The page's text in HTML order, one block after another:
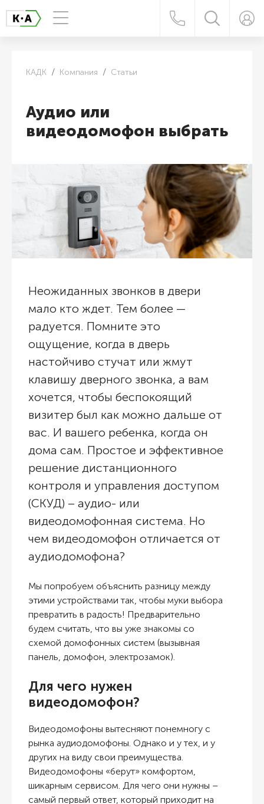
КАДК Компания Статьи
Аудио или
видеодомофон выбрать
Неожиданных звонков в двери
мало кто ждет. Тем более —
радуется. Помните это
ощущение, когда в дверь
настойчиво стучат или жмут
клавишу дверного звонка, а вам
хочется, чтобы беспокоящий
визитер был как можно дальше от
вас. И вашего ребенка, когда он
дома сам. Простое и эффективное
решение дистанционного
контроля и управления доступом
(СКУД) – аудио- или
видеодомофонная система. Но
чем видеодомофон отличается от
аудиодомофона?
Мы попробуем объяснить разницу между
этими устройствами так, чтобы муки выбора
превратить в радость! Предварительно
будем считать, что вы уже знакомы со
схемой домофонных систем (вызывная
панель, домофон, электрозамок).
Для чего нужен
видеодомофон?
Видеодомофоны вытесняют понемногу с
рынка аудиодомофоны. Однако и у тех, и у
других на виду свои преимущества.
Видеодомофоны «берут» комфортом,
шикарным сервисом. Для чего они нужны –
самый первый ответ, который приходит на